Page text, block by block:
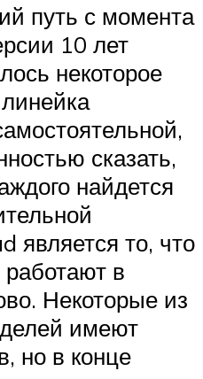
путь с момента
10 лет
некоторое
сказать,
найдется
является то, что
в
Некоторые из
имеют
но в конце